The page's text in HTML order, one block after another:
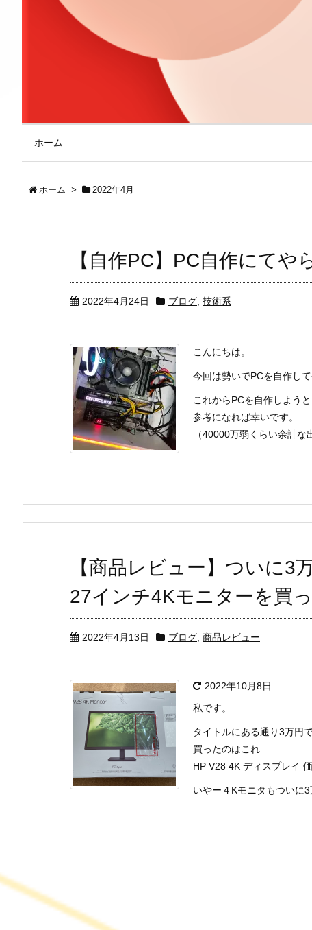
ホーム
ホーム > 2022年4月
【自作PC】PC自作にてや
2022年4月24日 ブログ 技術系
こんにちは。
今回は勢いでPCを自作し
これからPCを自作しよう
参考になれば幸いです。
（40000万弱くらい余計な
【商品レビュー】ついに3
27インチ4Kモニターを買
2022年4月13日 ブログ 商品レビュー
2022年10月8日
私です。
タイトルにある通り3万円
買ったのはこれ
HP V28 4K ディスプレイ
いやー４Kモニタもついに3